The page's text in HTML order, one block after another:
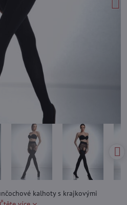
kalhoty s krajkovými